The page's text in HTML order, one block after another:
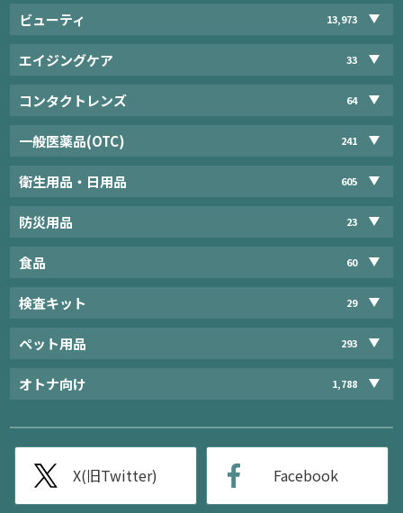
ビューティ 13,973
エイジングケア 33
コンタクトレンズ 64
一般医薬品(OTC) 241
衛生用品・日用品 605
防災用品 23
食品 60
検査キット 29
ペット用品 293
オトナ向け 1,788
X(旧Twitter) Facebook